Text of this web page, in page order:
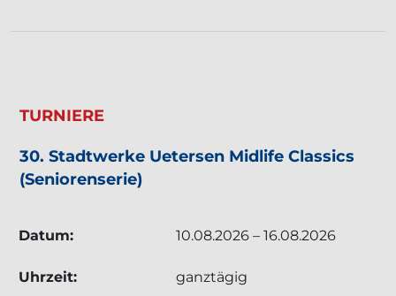
TERMIN: TURNIERE - 30. STADTWERKE
TURNIERE
30. Stadtwerke Uetersen Midlife Classics
(Seniorenserie)
Datum: 10.08.2026 – 16.08.2026
Uhrzeit: ganztägig